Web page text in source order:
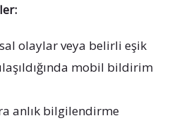
olaylar veya belirli eşik
mobil bildirim
anlık bilgilendirme